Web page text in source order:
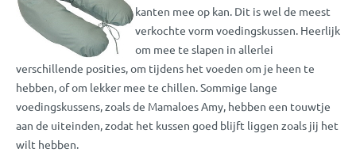
kanten mee op kan. Dit is wel de meest
verkochte vorm voedingskussen. Heerlijk
om mee te slapen in allerlei
verschillende posities, om tijdens het voeden om je heen te
hebben, of om lekker mee te chillen. Sommige lange
voedingskussens, zoals de Mamaloes Amy, hebben een touwtje
aan de uiteinden, zodat het kussen goed blijft liggen zoals jij het
wilt hebben.